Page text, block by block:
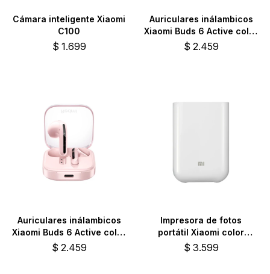
Cámara inteligente Xiaomi
C100
$ 1.699
Auriculares inálambicos
Xiaomi Buds 6 Active color
azul
$ 2.459
Auriculares inálambicos
Xiaomi Buds 6 Active color
rosa
$ 2.459
Impresora de fotos
portátil Xiaomi color
blanco
$ 3.599